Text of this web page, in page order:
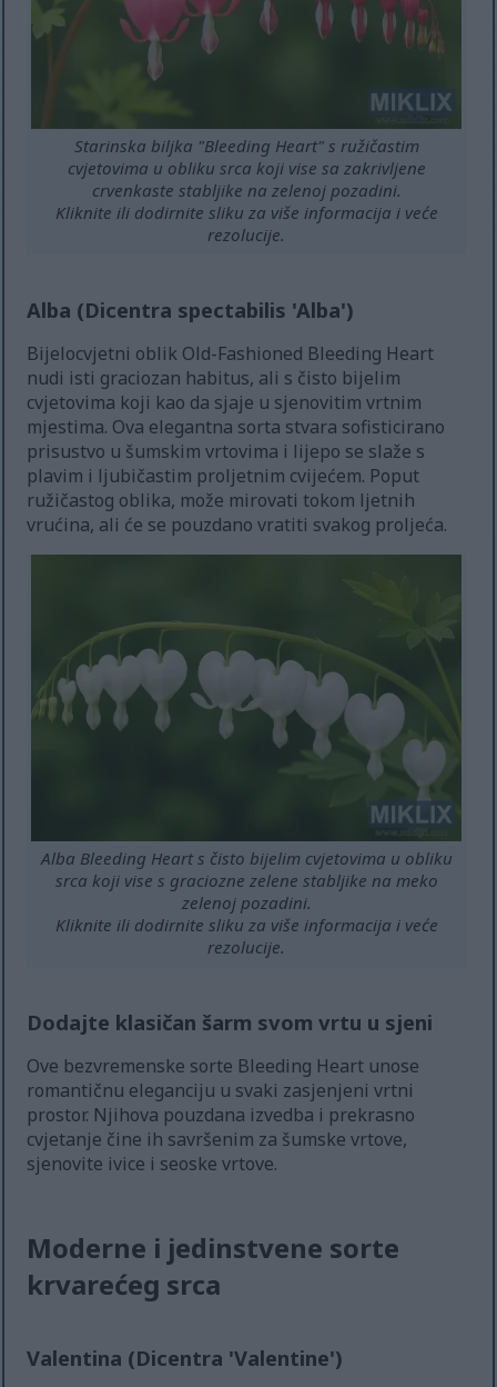
Starinska biljka "Bleeding Heart" s ružičastim
cvjetovima u obliku srca koji vise sa zakrivljene
crvenkaste stabljike na zelenoj pozadini.
Kliknite ili dodirnite sliku za više informacija i veće
rezolucije.
Alba (Dicentra spectabilis 'Alba')
Bijelocvjetni oblik Old-Fashioned Bleeding Heart
nudi isti graciozan habitus, ali s čisto bijelim
cvjetovima koji kao da sjaje u sjenovitim vrtnim
mjestima. Ova elegantna sorta stvara sofisticirano
prisustvo u šumskim vrtovima i lijepo se slaže s
plavim i ljubičastim proljetnim cvijećem. Poput
ružičastog oblika, može mirovati tokom ljetnih
vrućina, ali će se pouzdano vratiti svakog proljeća.
Alba Bleeding Heart s čisto bijelim cvjetovima u obliku
srca koji vise s graciozne zelene stabljike na meko
zelenoj pozadini.
Kliknite ili dodirnite sliku za više informacija i veće
rezolucije.
Dodajte klasičan šarm svom vrtu u sjeni
Ove bezvremenske sorte Bleeding Heart unose
romantičnu eleganciju u svaki zasjenjeni vrtni
prostor. Njihova pouzdana izvedba i prekrasno
cvjetanje čine ih savršenim za šumske vrtove,
sjenovite ivice i seoske vrtove.
Moderne i jedinstvene sorte
krvarećeg srca
Valentina (Dicentra 'Valentine')